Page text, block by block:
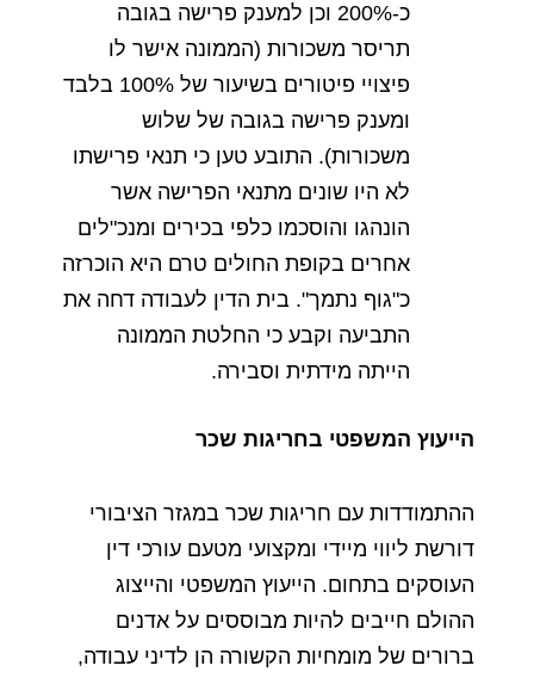
כ-200% וכן למענק פרישה בגובה
תריסר משכורות (הממונה אישר לו
פיצויי פיטורים בשיעור של
בלבד
ומענק פרישה בגובה של שלוש
משכורות). התובע טען כי תנאי פרישתו
לא היו שונים מתנאי הפרישה אשר
הונהגו והוסכמו כלפי בכירים ומנכ"לים
אחרים בקופת החולים טרם היא הוכרזה
כ"גוף נתמך". בית הדין לעבודה דחה את
התביעה וקבע כי החלטת הממונה
הייתה מידתית וסבירה.
הייעוץ המשפטי בחריגות שכר
ההתמודדות עם חריגות שכר במגזר הציבורי
דורשת ליווי מיידי ומקצועי מטעם עורכי דין
העוסקים בתחום. הייעוץ המשפטי והייצוג
ההולם חייבים להיות מבוססים על אדנים
ברורים של מומחיות הקשורה הן לדיני עבודה,